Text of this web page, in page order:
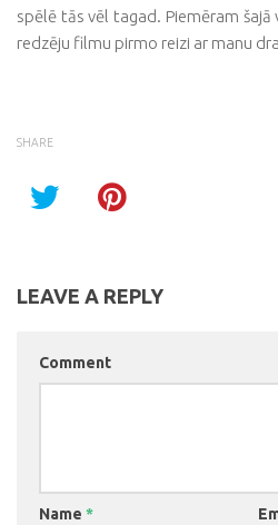
spēlē tās vēl tagad. Piemēram šajā
redzēju filmu pirmo reizi ar manu
SHARE
LEAVE A REPLY
Comment
Name *